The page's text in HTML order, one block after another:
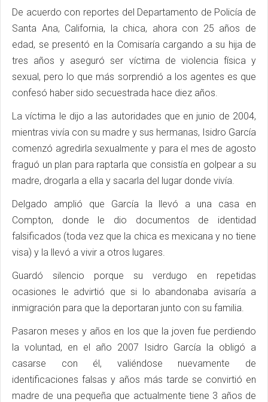
De acuerdo con reportes del Departamento de Policía de
Santa Ana, California, la chica, ahora con 25 años de
edad, se presentó en la Comisaría cargando a su hija de
tres años y aseguró ser víctima de violencia física y
sexual, pero lo que más sorprendió a los agentes es que
confesó haber sido secuestrada hace diez años.
La víctima le dijo a las autoridades que en junio de 2004,
mientras vivía con su madre y sus hermanas, Isidro García
comenzó agredirla sexualmente y para el mes de agosto
fraguó un plan para raptarla que consistía en golpear a su
madre, drogarla a ella y sacarla del lugar donde vivía.
Delgado amplió que García la llevó a una casa en
Compton, donde le dio documentos de identidad
falsificados (toda vez que la chica es mexicana y no tiene
visa) y la llevó a vivir a otros lugares.
Guardó silencio porque su verdugo en repetidas
ocasiones le advirtió que si lo abandonaba avisaría a
inmigración para que la deportaran junto con su familia.
Pasaron meses y años en los que la joven fue perdiendo
la voluntad, en el año 2007 Isidro García la obligó a
casarse con él, valiéndose nuevamente de
identificaciones falsas y años más tarde se convirtió en
madre de una pequeña que actualmente tiene 3 años de